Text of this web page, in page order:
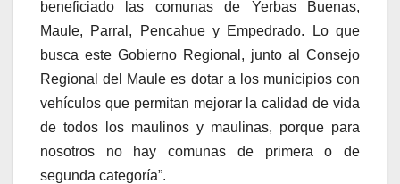
beneficiado las comunas de Yerbas Buenas,
Maule, Parral, Pencahue y Empedrado. Lo que
busca este Gobierno Regional, junto al Consejo
Regional del Maule es dotar a los municipios con
vehículos que permitan mejorar la calidad de vida
de todos los maulinos y maulinas, porque para
nosotros no hay comunas de primera o de
segunda categoría”.